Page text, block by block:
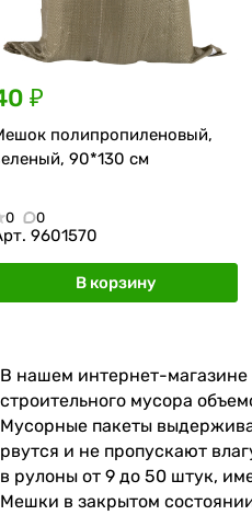
₽
полипропиленовый,
90*130 см
0 0
9601570
В корзину
В нашем интернет-
строительного мусора
Мусорные пакеты
рвутся и не пропускают
в рулоны от 9 до 50 штук,
Мешки в закрытом